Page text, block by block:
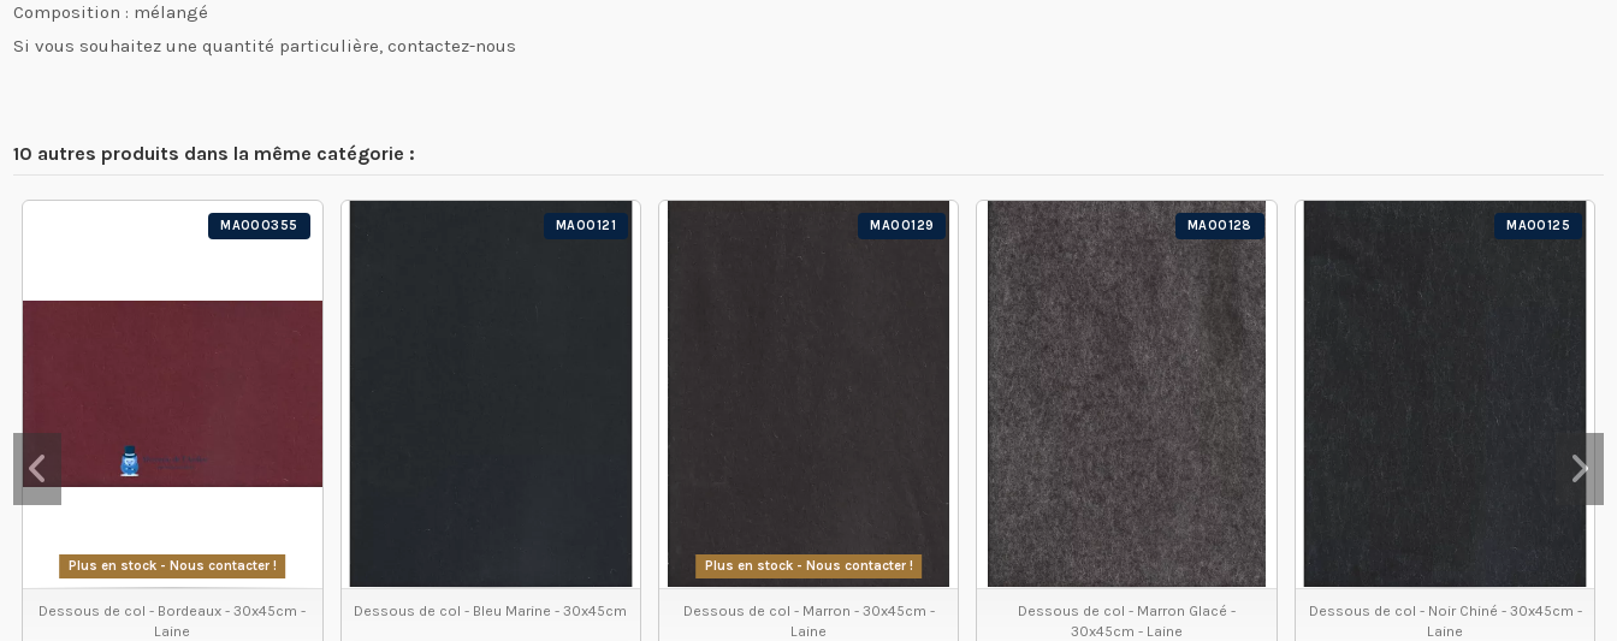
Composition : mélangé
Si vous souhaitez une quantité particulière, contactez-nous
10 autres produits dans la même catégorie :
MA000355
Plus en stock - Nous contacter !
Dessous de col - Bordeaux - 30x45cm -
Laine
MA00121
Dessous de col - Bleu Marine - 30x45cm
MA00129
Plus en stock - Nous contacter !
Dessous de col - Marron - 30x45cm -
Laine
MA00128
Dessous de col - Marron Glacé -
30x45cm - Laine
MA00125
Dessous de col - Noir Chiné - 30x45cm -
Laine